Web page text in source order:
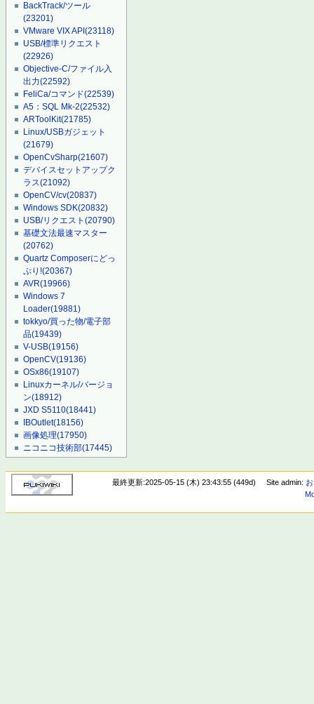
BackTrack/ツール
(23201)
VMware VIX API(23118)
USB/標準リクエスト
(22926)
Objective-C/ファイル入
出力(22592)
FeliCa/コマンド(22539)
A5：SQL Mk-2(22532)
ARToolKit(21785)
Linux/USBガジェット
(21679)
OpenCvSharp(21607)
デバイスセットアップク
ラス(21092)
OpenCV/cv(20837)
Windows SDK(20832)
USB/リクエスト(20790)
基礎文法最速マスター
(20762)
Quartz Composerにどっ
ぷり!(20367)
AVR(19966)
Windows 7
Loader(19881)
tokkyo/買った物/電子部
品(19439)
V-USB(19156)
OpenCV(19136)
OSx86(19107)
Linuxカーネル/バージョ
ン(18912)
JXD S5110(18441)
IBOutlet(18156)
画像処理(17950)
ニコニコ技術部(17445)
最終更新:2025-05-15 (木) 23:43:55 (449d) Site admin: